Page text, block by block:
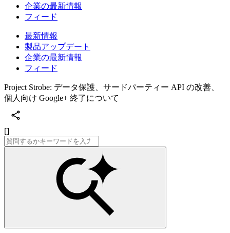
企業の最新情報
フィード
最新情報
製品アップデート
企業の最新情報
フィード
Project Strobe: データ保護、サードパーティー API の改善、
個人向け Google+ 終了について
[]